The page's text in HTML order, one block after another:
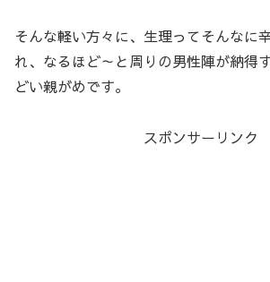
そんな軽い方々に、生理ってそんなに
れ、なるほど～と周りの男性陣が納得
どい親がめです。
スポンサーリンク